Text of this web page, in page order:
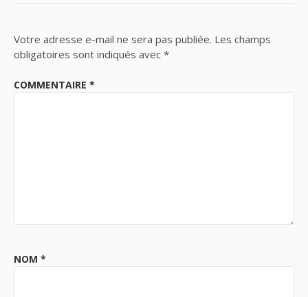
Votre adresse e-mail ne sera pas publiée. Les champs
obligatoires sont indiqués avec *
COMMENTAIRE *
NOM *